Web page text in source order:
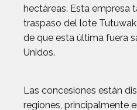
hectáreas. Esta empresa
traspaso del lote
de que esta última fuera
Unidos.
Las concesiones están
regiones, principalmente